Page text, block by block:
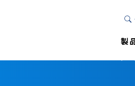
製
ニュー